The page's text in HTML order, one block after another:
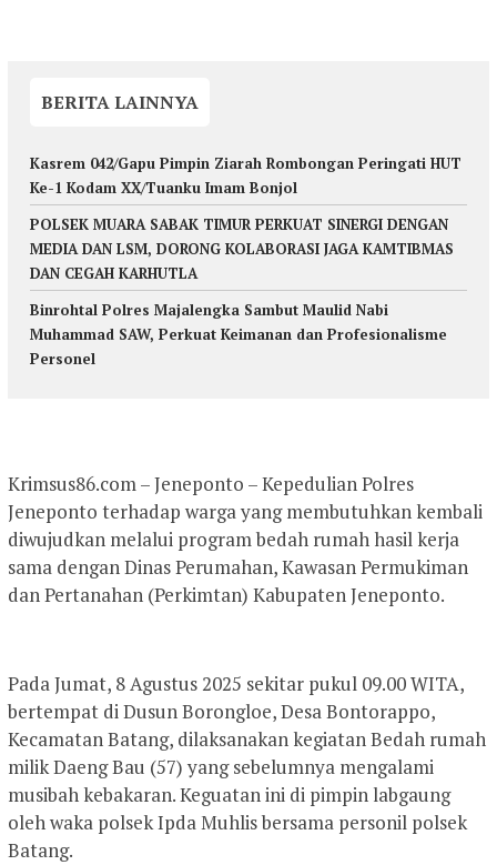
BERITA LAINNYA
Kasrem 042/Gapu Pimpin Ziarah Rombongan Peringati HUT
Ke-1 Kodam XX/Tuanku Imam Bonjol
POLSEK MUARA SABAK TIMUR PERKUAT SINERGI DENGAN
MEDIA DAN LSM, DORONG KOLABORASI JAGA KAMTIBMAS
DAN CEGAH KARHUTLA
Binrohtal Polres Majalengka Sambut Maulid Nabi
Muhammad SAW, Perkuat Keimanan dan Profesionalisme
Personel
Krimsus86.com – Jeneponto – Kepedulian Polres
Jeneponto terhadap warga yang membutuhkan kembali
diwujudkan melalui program bedah rumah hasil kerja
sama dengan Dinas Perumahan, Kawasan Permukiman
dan Pertanahan (Perkimtan) Kabupaten Jeneponto.
Pada Jumat, 8 Agustus 2025 sekitar pukul 09.00 WITA,
bertempat di Dusun Borongloe, Desa Bontorappo,
Kecamatan Batang, dilaksanakan kegiatan Bedah rumah
milik Daeng Bau (57) yang sebelumnya mengalami
musibah kebakaran. Keguatan ini di pimpin labgaung
oleh waka polsek Ipda Muhlis bersama personil polsek
Batang.